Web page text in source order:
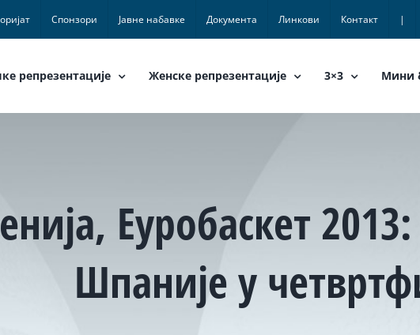
Спонзори Јавне набавке Документа Линкови Контакт |
репрезентације Женске репрезентације 3×3 Мини
Еуробаскет
Шпаније у